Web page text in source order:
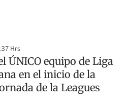
Hrs
ÚNICO equipo de Liga
en el inicio de la
de la Leagues